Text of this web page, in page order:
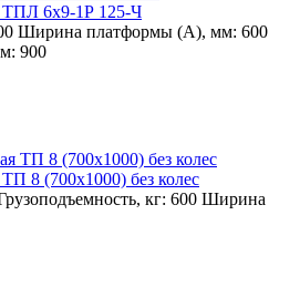
ТПЛ 6х9-1Р 125-Ч
Ширина платформы (А), мм: 600
900
8 (700х1000) без колес
кг: 600 Ширина